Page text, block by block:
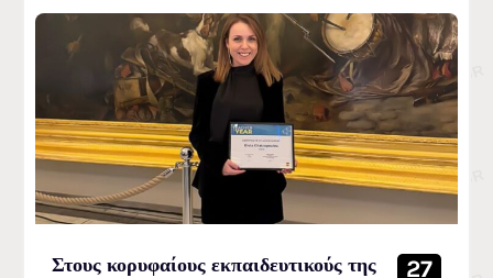
Στους κορυφαίους εκπαιδευτικούς της
27